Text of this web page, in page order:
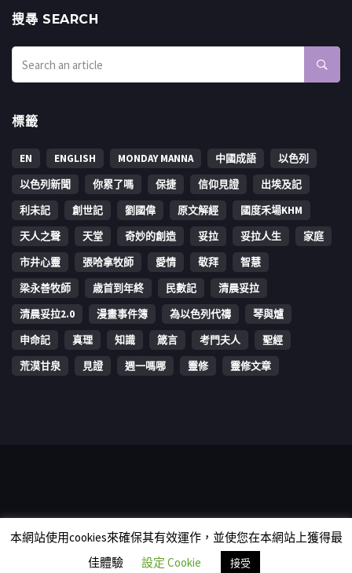
搜㝷 SEARCH
標籤
EN ENGLISH MONDAY MANNA 中國成語
以色列
以色列新聞
你累了嗎 保捷 信仰見證
出埃及記
利未記
創世記 劉國偉 原文解經
國度禾場KHM
天人之聲
天堂 奇妙的創造 妥拉 妥拉人生
家庭
市井心靈
張哈拿牧師 愛情 敬拜
智慧
梁永善牧師
歳首到年終 民數記
清晨妥拉
清晨妥拉2.0
漫畫事件簿 為以色列代禱
琴與爐
申命記
真理 知識 箴言 考門夫人
聖經
荒漠甘泉
見證 週一嗎哪 靈修 靈修文章
rights reserved.
本網站使用cookies來確保其有效運作，並使您在本網站上獲得最
佳體驗
設定 Cookie 接受